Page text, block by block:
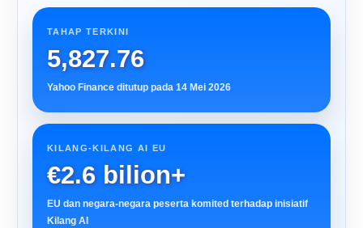
TAHAP TERKINI
5,827.76
Yahoo Finance ditutup pada 14 Mei 2026
KILANG-KILANG AI EU
€2.6 bilion+
EU dan negara-negara peserta komited terhadap inisiatif
Kilang AI